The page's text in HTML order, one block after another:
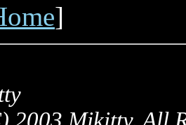
]
2003 Mikitty, All